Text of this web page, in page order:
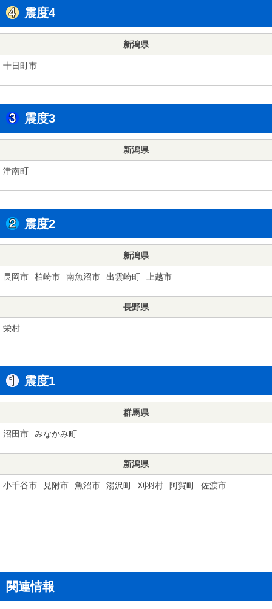
震度4
新潟県
十日町市
震度3
新潟県
津南町
震度2
新潟県
長岡市 柏崎市 南魚沼市 出雲崎町 上越市
長野県
栄村
震度1
群馬県
沼田市 みなかみ町
新潟県
小千谷市 見附市 魚沼市 湯沢町 刈羽村 阿賀町 佐渡市
関連情報